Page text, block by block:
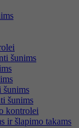
šunims
šunims
šunims
kontrolei
ir šlapimo takams